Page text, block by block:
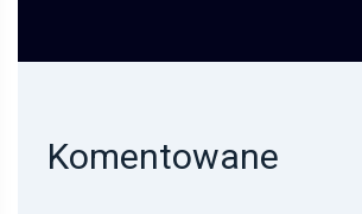
Komentowane